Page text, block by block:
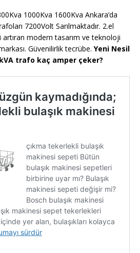
1000Kva 1600Kva Ankara’da
7200Volt Sarılmaktadır. 2.el
modern tasarım ve teknoloji
Güvenilirlik tecrübe. Yeni Nesil
trafo kaç amper çeker?